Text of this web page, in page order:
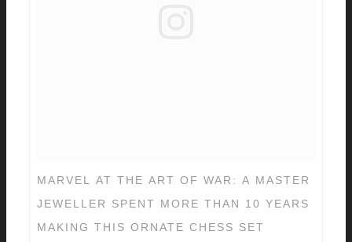
MARVEL AT THE ART OF WAR: A MASTER
JEWELLER SPENT MORE THAN 10 YEARS
MAKING THIS ORNATE CHESS SET